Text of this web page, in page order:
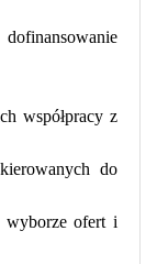
współpracy z
do
wyborze ofert i